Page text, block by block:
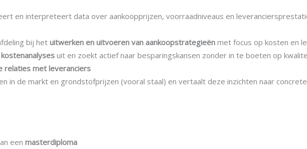
en interpreteert data over aankoopprijzen, voorraadniveaus en
bij hetuitwerken en uitvoeren van aankoopstrategieën met focus op kosten en
kostenanalyses uit en zoekt actief naar besparingskansen zonder in te boeten op
relaties met leveranciers
in de markt en grondstofprijzen (vooral staal) en vertaalt deze inzichten naar
een masterdiploma